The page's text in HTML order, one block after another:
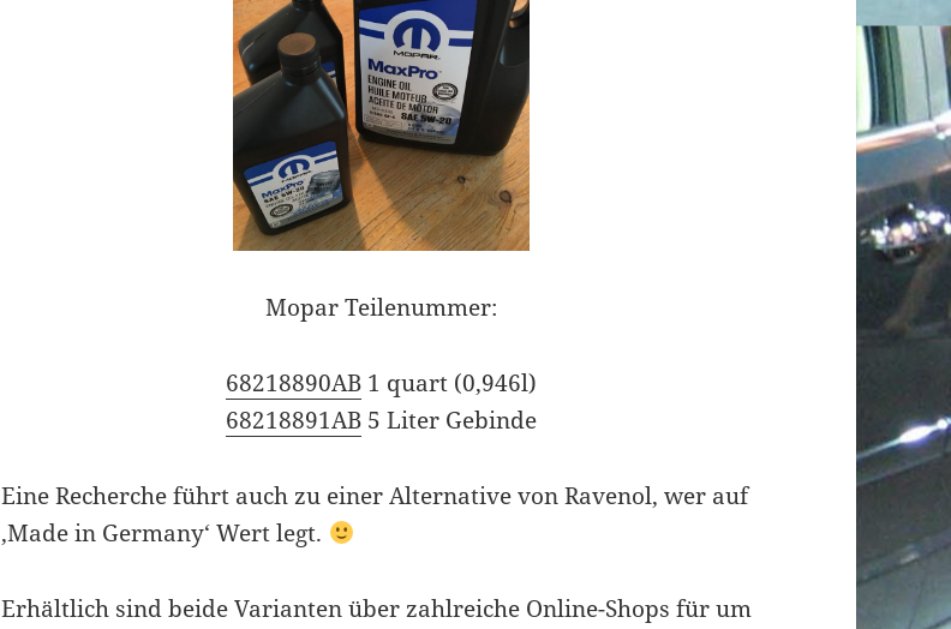
Mopar Teilenummer:
68218890AB 1 quart (0,946l)
68218891AB 5 Liter Gebinde
Eine Recherche führt auch zu einer Alternative von Ravenol, wer auf
‚Made in Germany‘ Wert legt.
Erhältlich sind beide Varianten über zahlreiche Online-Shops für um